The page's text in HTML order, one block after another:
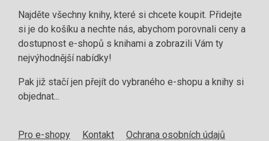
Najděte všechny knihy, které si chcete koupit. Přidejte
si je do košíku a nechte nás, abychom porovnali ceny a
dostupnost e-shopů s knihami a zobrazili Vám ty
nejvýhodnější nabídky!
Pak již stačí jen přejít do vybraného e-shopu a knihy si
objednat...
Pro e-shopy Kontakt
Ochrana osobních údajů